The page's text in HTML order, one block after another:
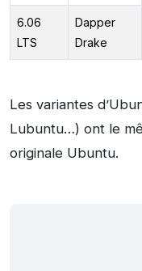
6.06
LTS
Dapper
Drake
Les variantes
Lubuntu…) ont le
originale Ubuntu.